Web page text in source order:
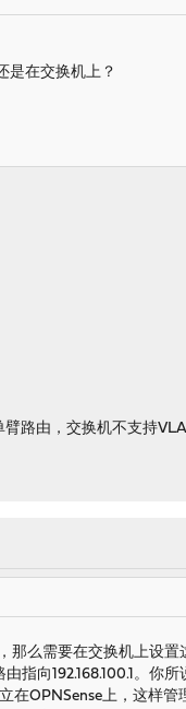
是在交换机上？
路由，交换机不支持
么需要在交换机上设
指向192.168.100.1。你
在OPNSense上，这样